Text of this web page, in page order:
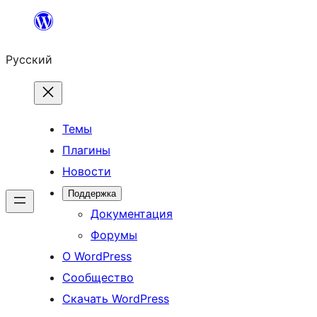
Перейти
содержимому
Русский
Темы
Плагины
Новости
Поддержка
Документация
Форумы
О WordPress
Сообщество
Скачать WordPress